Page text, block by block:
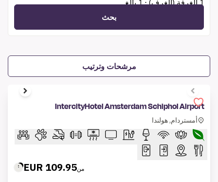
1 الغرفة (الغرف) ⋅ 1 بالغ
بحث
مرشحات وترتيب
1 of 9
IntercityHotel Amsterdam Schiphol Airport
أمستردام, هولندا
من109.95 EUR